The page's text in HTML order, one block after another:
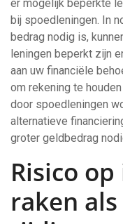
er mogelijk beperkte
bij spoedleningen. In
bedrag nodig is,
leningen beperkt zijn
aan uw financiële
om rekening te
door spoedleningen
alternatieve
groter geldbedrag
Risico
raken